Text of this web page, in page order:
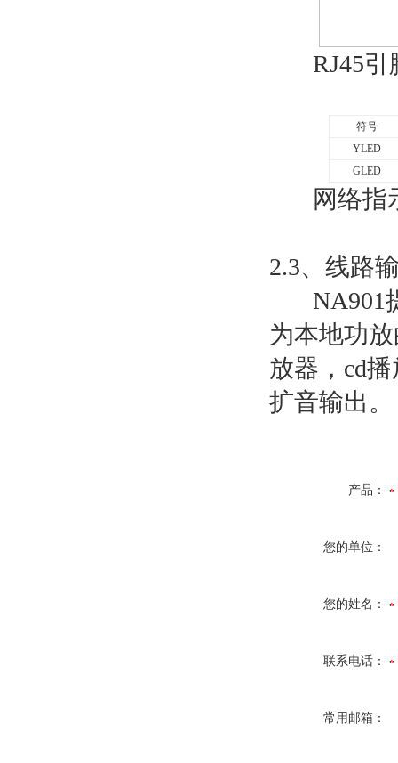
RJ45引
符号
YLED
GLED
网络指
2.3、线路
NA901
为本地功
放器， cd播
扩音输出。
产品：
您的单位：
您的姓名：
联系电话：
常用邮箱：